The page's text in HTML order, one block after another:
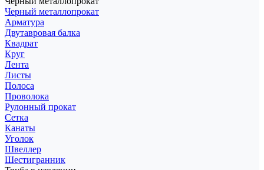
Черный металлопрокат
Арматура
Двутавровая балка
Квадрат
Круг
Лента
Листы
Полоса
Проволока
Рулонный прокат
Сетка
Канаты
Уголок
Швеллер
Шестигранник